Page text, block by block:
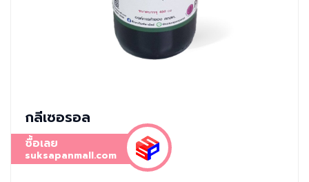
กลีเซอรอล
ซื้อเลย
suksapanmall.com